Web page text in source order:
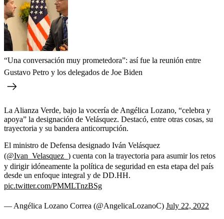
“Una conversación muy prometedora”: así fue la reunión entre
Gustavo Petro y los delegados de Joe Biden
La Alianza Verde, bajo la vocería de Angélica Lozano, “celebra y
apoya” la designación de Velásquez. Destacó, entre otras cosas, su
trayectoria y su bandera anticorrupción.
El ministro de Defensa designado Iván Velásquez
(@Ivan_Velasquez_ ) cuenta con la trayectoria para asumir los retos
y dirigir idóneamente la política de seguridad en esta etapa del país
desde un enfoque integral y de DD.HH.
pic.twitter.com/PMMLTnzBSg
— Angélica Lozano Correa (@AngelicaLozanoC) July 22, 2022